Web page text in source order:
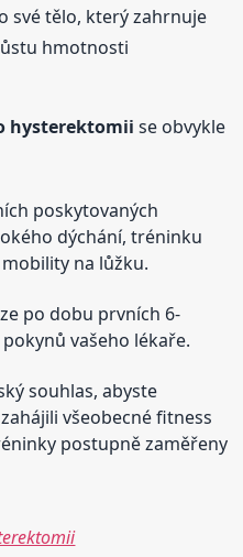
své tělo, který zahrnuje
hmotnosti
hysterektomii se obvykle
poskytovaných
dýchání, tréninku
na lůžku.
po dobu prvních 6-
vašeho lékaře.
souhlas, abyste
všeobecné fitness
postupně zaměřeny